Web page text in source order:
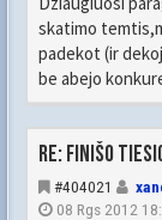
skatimo
padekot (ir
be abejo
Re: FINIŠO
#404021
08 Rgs 2012